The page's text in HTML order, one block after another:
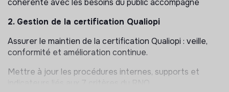
cohérente avec les besoins du public accompagné
2. Gestion de la certification Qualiopi
Assurer le maintien de la certification Qualiopi : veille,
conformité et amélioration continue.
Mettre à jour les procédures internes, supports et